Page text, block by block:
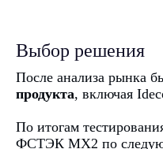
Выбор решения
После анализа рынка
продукта, включая
По итогам
ФСТЭК MX2 по